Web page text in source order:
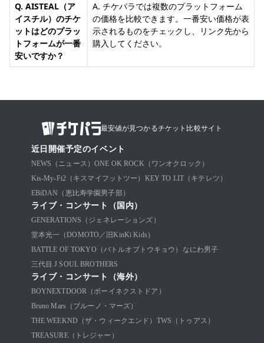
Q. AISTEAL（ア
イスチル）のチケ
ットはどのプラッ
トフォームが一番
安いですか？
A. チケパラでは複数のプラットフォーム
の価格を比較できます。一番安い価格が表
示されるものをチェックし、リンク先から
購入してください。
最安値が見つかるチケット比較サイト
近日開催予定のイベント
NEWS（ニュース） ONE OK ROCK（ワンオクロック）
Kis-My-Ft2（キスマイフットツー） KEY TO LIT（キテレツ）
EBiDAN（恵比寿学園男子部）
ライブ・コンサート（国内）
GENERATIONS（ジェネレーションズ）
堂本光一（DOMOTO／旧KinKi Kids）
BATTLE OF TOKYO（バトルオブトウキョウ）
なにわ男子
三代目 J SOUL BROTHERS
ライブ・コンサート（海外）
BOYNEXTDOOR（ボーイネクストドア）
Bruno Mars（ブルーノ・マーズ）
THE WEEKND（ザ・ウィークエンド） TWS（トゥアス）
TREASURE（トレジャー）